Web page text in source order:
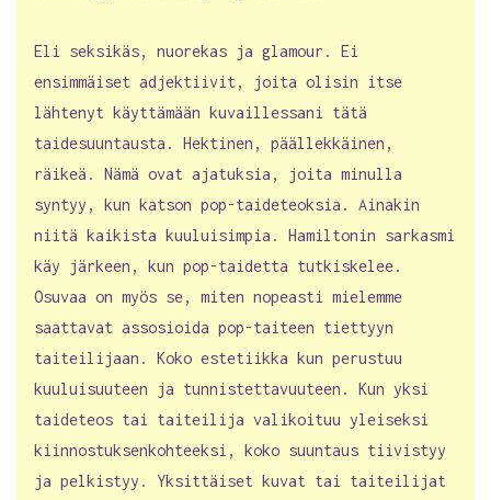
Eli seksikäs, nuorekas ja glamour. Ei
ensimmäiset adjektiivit, joita olisin itse
lähtenyt käyttämään kuvaillessani tätä
taidesuuntausta. Hektinen, päällekkäinen,
räikeä. Nämä ovat ajatuksia, joita minulla
syntyy, kun katson pop-taideteoksia. Ainakin
niitä kaikista kuuluisimpia. Hamiltonin sarkasmi
käy järkeen, kun pop-taidetta tutkiskelee.
Osuvaa on myös se, miten nopeasti mielemme
saattavat assosioida pop-taiteen tiettyyn
taiteilijaan. Koko estetiikka kun perustuu
kuuluisuuteen ja tunnistettavuuteen. Kun yksi
taideteos tai taiteilija valikoituu yleiseksi
kiinnostuksenkohteeksi, koko suuntaus tiivistyy
ja pelkistyy. Yksittäiset kuvat tai taiteilijat